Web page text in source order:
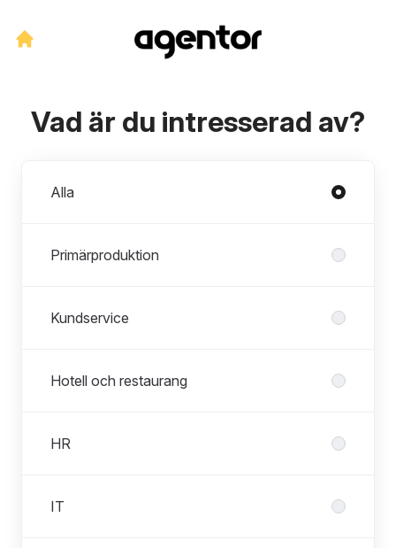
Vad är du intresserad av?
Alla
Primärproduktion
Kundservice
Hotell och restaurang
HR
IT